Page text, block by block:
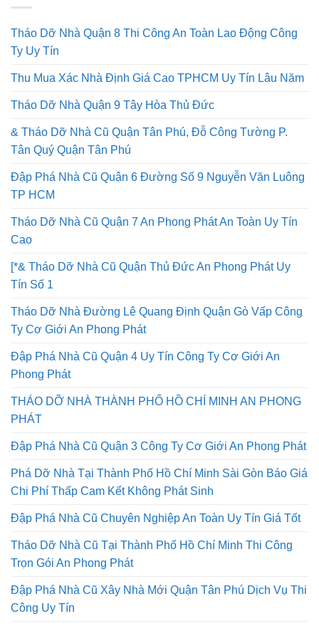
Tháo Dỡ Nhà Quận 8 Thi Công An Toàn Lao Động Công
Ty Uy Tín
Thu Mua Xác Nhà Định Giá Cao TPHCM Uy Tín Lâu Năm
Tháo Dỡ Nhà Quận 9 Tây Hòa Thủ Đức
& Tháo Dỡ Nhà Cũ Quận Tân Phú, Đỗ Công Tường P.
Tân Quý Quận Tân Phú
Đập Phá Nhà Cũ Quận 6 Đường Số 9 Nguyễn Văn Luông
TP HCM
Tháo Dỡ Nhà Cũ Quận 7 An Phong Phát An Toàn Uy Tín
Cao
[*& Tháo Dỡ Nhà Cũ Quận Thủ Đức An Phong Phát Uy
Tín Số 1
Tháo Dỡ Nhà Đường Lê Quang Định Quận Gò Vấp Công
Ty Cơ Giới An Phong Phát
Đập Phá Nhà Cũ Quận 4 Uy Tín Công Ty Cơ Giới An
Phong Phát
THÁO DỠ NHÀ THÀNH PHỐ HỒ CHÍ MINH AN PHONG
PHÁT
Đập Phá Nhà Cũ Quận 3 Công Ty Cơ Giới An Phong Phát
Phá Dỡ Nhà Tại Thành Phố Hồ Chí Minh Sài Gòn Báo Giá
Chi Phí Thấp Cam Kết Không Phát Sinh
Đập Phá Nhà Cũ Chuyên Nghiệp An Toàn Uy Tín Giá Tốt
Tháo Dỡ Nhà Cũ Tại Thành Phố Hồ Chí Minh Thi Công
Trọn Gói An Phong Phát
Đập Phá Nhà Cũ Xây Nhà Mới Quận Tân Phú Dịch Vụ Thi
Công Uy Tín